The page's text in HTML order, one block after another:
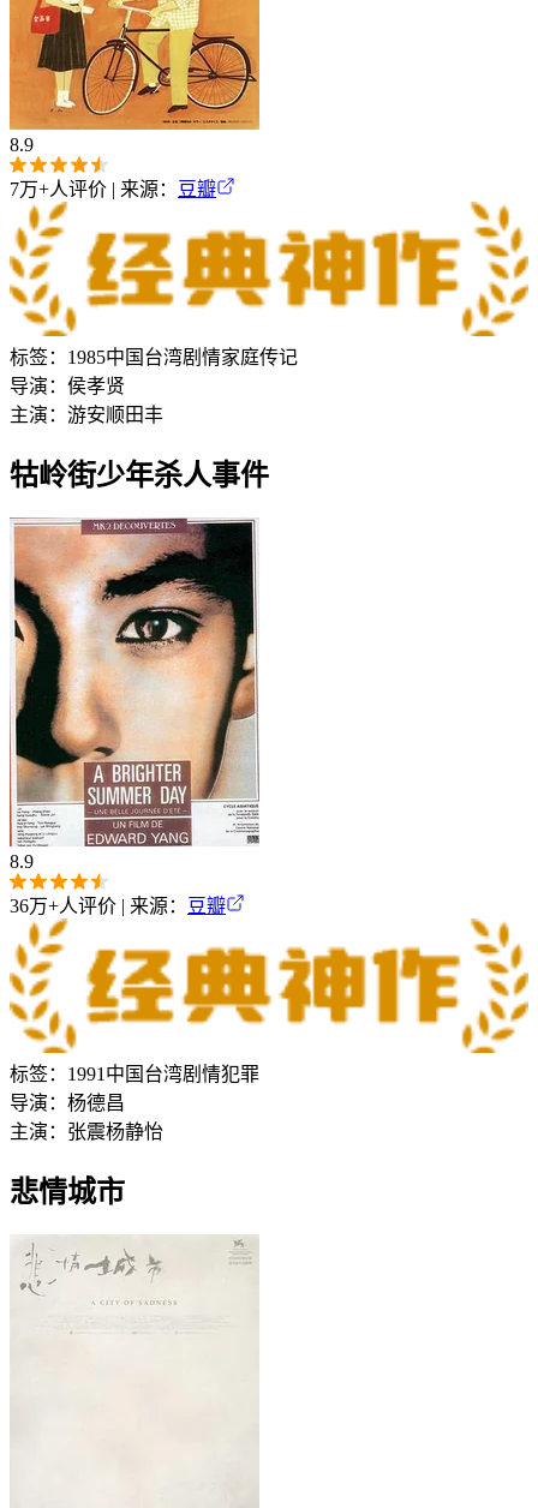
8.9
7万+人评价 | 来源： 豆瓣
标签： 1985中国台湾剧情家庭传记
导演： 侯孝贤
主演： 游安顺田丰
牯岭街少年杀人事件
8.9
36万+人评价 | 来源： 豆瓣
标签： 1991 中国台湾剧情犯罪
导演： 杨德昌
主演： 张震杨静怡
悲情城市